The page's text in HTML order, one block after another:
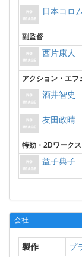
日本コロ
副監督
西片康人
アクション・エフ
酒井智史
友田政晴
特効・2Dワークス
益子典子
会社
製作 プ